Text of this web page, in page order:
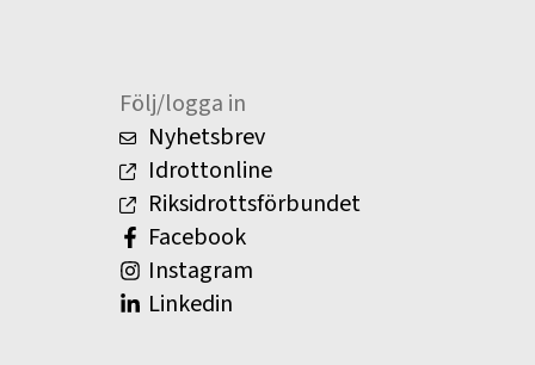
Följ/logga in
Nyhetsbrev
Idrottonline
Riksidrottsförbundet
Facebook
Instagram
Linkedin